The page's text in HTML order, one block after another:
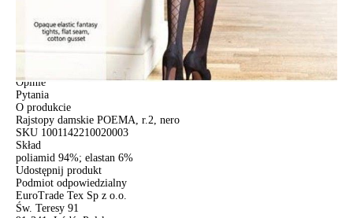
czas dostawy: 1-2 dni robocze
Paczkomaty InPost 24/7,
darmowa od 50 zł
czas dostawy: 1-2 dni robocze
Odbiór osobisty
w sklepie Conte (Łodz)
pn.- czw. 8:00 - 16:00, pt. 8:00 - 14:00
Opinie
Pytania
O produkcie
Rajstopy damskie POEMA, r.2, nero
SKU 1001142210020003
Skład
poliamid 94%; elastan 6%
Udostępnij produkt
Podmiot odpowiedzialny
EuroTrade Tex Sp z o.o.
Św. Teresy 91